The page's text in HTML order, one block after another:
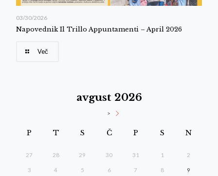
03/30/2026
Napovednik Il Trillo Appuntamenti – April 2026
Več
avgust 2026
>
P T S Č P S N
27 28 29 30 31 1 2
3 4 5 6 7 8 9